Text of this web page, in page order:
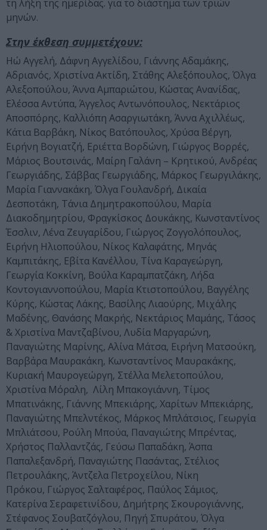
τη λήξη της ημερίδας. για το διάστημα των τριών
μηνών.
Στην έκθεση συμμετέχουν:
Ηώ Αγγελή, Δάφνη Αγγελίδου, Γιάννης Αδαμάκης,
Αδριανός, Χριστίνα Ακτίδη, Στάθης Αλεξόπουλος, Όλγα
Αλεξοπούλου, Άννα Αμπαριώτου, Κώστας Ανανίδας,
Ελέσσα Αντύπα, Άγγελος Αντωνόπουλος, Νεκτάριος
Αποσπόρης, Καλλιόπη Ασαργιωτάκη, Άννα Αχιλλέως,
Κάτια Βαρβάκη, Νίκος Βατόπουλος, Χρύσα Βέργη,
Ειρήνη Βογιατζή, Εριέττα Βορδώνη, Γιώργος Βορρές,
Μάριος Βουτσινάς, Μαίρη Γαλάνη – Κρητικού, Ανδρέας
Γεωργιάδης, Σάββας Γεωργιάδης, Μάρκος Γεωργιλάκης,
Μαρία Γιαννακάκη, Όλγα Γουλανδρή, Δικαία
Δεσποτάκη, Τάνια Δημητρακοπούλου, Μαρία
Διακοδημητρίου, Φραγκίσκος Δουκάκης, Κωνσταντίνος
Έσσλιν, Λένα Ζευγαρίδου, Γιώργος Ζογγολόπουλος,
Ειρήνη Ηλιοπούλου, Νίκος Καλαφάτης, Μηνάς
Καμπιτάκης, Εβίτα Κανέλλου, Τίνα Καραγεώργη,
Γεωργία Κοκκίνη, Βούλα Καραμπατζάκη, Λήδα
Κοντογιαννοπούλου, Μαρία Κτιστοπούλου, Βαγγέλης
Κύρης, Κώστας Λάκης, Βασίλης Λιαούρης, Μιχάλης
Μαδένης, Θανάσης Μακρής, Νεκτάριος Μαμάης, Τάσος
& Χριστίνα Μαντζαβίνου, Λυδία Μαργαρώνη,
Παναγιώτης Μαρίνης, Αλίνα Μάτσα, Ειρήνη Ματσούκη,
Βαρβάρα Μαυρακάκη, Κωνσταντίνος Μαυρακάκης,
Κυριακή Μαυρογεώργη, Στέλλα Μελετοπούλου,
Χριστίνα Μόραλη, Λίλη Μπακογιάννη, Τίμος
Μπατινάκης, Γιάννης Μπεκιάρης, Χαρίτων Μπεκιάρης,
Παναγιώτης Μπελντέκος, Μάρκος Μπλάτσιος, Γεωργία
Μπλιάτσου, Ρούλη Μπούα, Παναγιώτης Μπρέντας,
Χρήστος Παλλαντζάς, Γεύσω Παπαδάκη, Άσπα
Παπαλεξανδρή, Παναγιώτης Πασάντας, Στέλιος
Πετρουλάκης, Άντζελα Πετροχείλου, Νίκη
Πρόκου, Γιώργος Σαλταφέρος, Παύλος Σάμιος,
Κατερίνα Σεραφετινίδου, Δημήτρης Σκουρογιάννης,
Στέφανος Σουβατζόγλου, Πηγή Σπυράτου, Όλγα